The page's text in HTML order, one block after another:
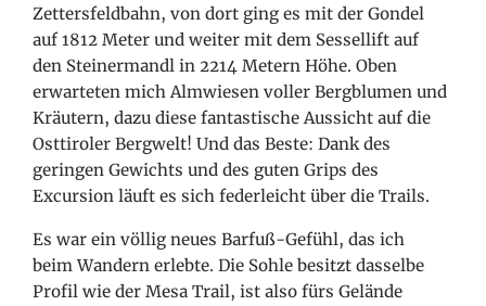
Zettersfeldbahn, von dort ging es mit der Gondel
auf 1812 Meter und weiter mit dem Sessellift auf
den Steinermandl in 2214 Metern Höhe. Oben
erwarteten mich Almwiesen voller Bergblumen und
Kräutern, dazu diese fantastische Aussicht auf die
Osttiroler Bergwelt! Und das Beste: Dank des
geringen Gewichts und des guten Grips des
Excursion läuft es sich federleicht über die Trails.
Es war ein völlig neues Barfuß-Gefühl, das ich
beim Wandern erlebte. Die Sohle besitzt dasselbe
Profil wie der Mesa Trail, ist also fürs Gelände